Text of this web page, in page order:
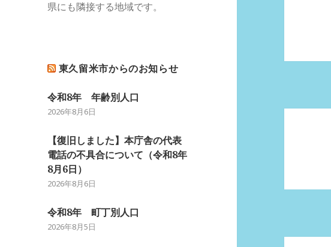
県にも隣接する地域です。
東久留米市からのお知らせ
令和8年 年齢別人口
2026年8月6日
【復旧しました】本庁舎の代表
電話の不具合について（令和8年
8月6日）
2026年8月6日
令和8年 町丁別人口
2026年8月5日
ゲ